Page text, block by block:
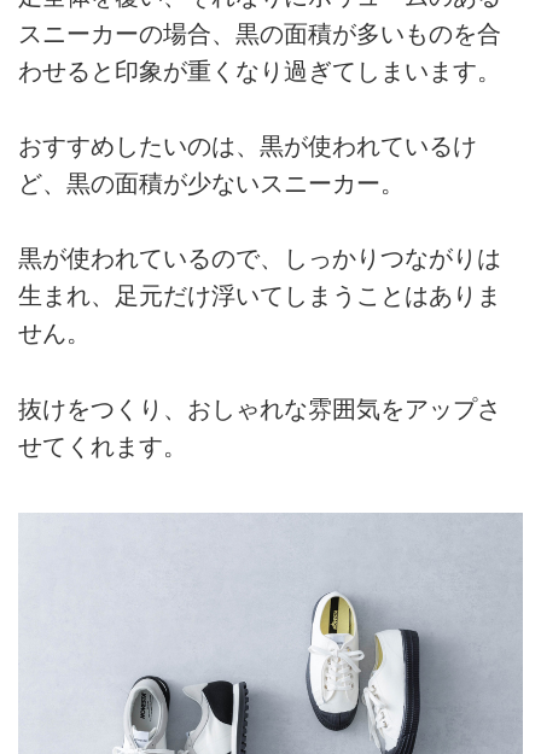
スニーカーの場合、黒の面積が多いものを合
わせると印象が重くなり過ぎてしまいます。
おすすめしたいのは、黒が使われているけ
ど、黒の面積が少ないスニーカー。
黒が使われているので、しっかりつながりは
生まれ、足元だけ浮いてしまうことはありま
せん。
抜けをつくり、おしゃれな雰囲気をアップさ
せてくれます。